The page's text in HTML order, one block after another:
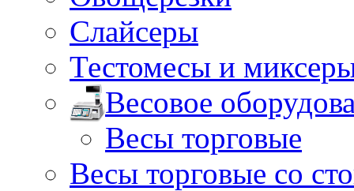
Слайсеры
Тестомесы и
Весовое
Весы торговые
Весы торговые со